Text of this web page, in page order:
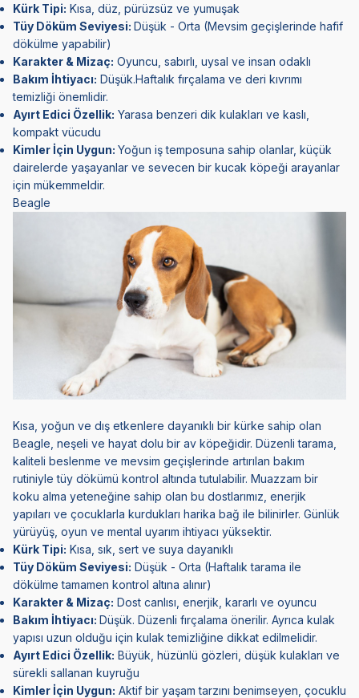
Kürk Tipi: Kısa, düz, pürüzsüz ve yumuşak
Tüy Döküm Seviyesi: Düşük - Orta (Mevsim geçişlerinde hafif
dökülme yapabilir)
Karakter & Mizaç: Oyuncu, sabırlı, uysal ve insan odaklı
Bakım İhtiyacı: Düşük.Haftalık fırçalama ve deri kıvrımı
temizliği önemlidir.
Ayırt Edici Özellik: Yarasa benzeri dik kulakları ve kaslı,
kompakt vücudu
Kimler İçin Uygun: Yoğun iş temposuna sahip olanlar, küçük
dairelerde yaşayanlar ve sevecen bir kucak köpeği arayanlar
için mükemmeldir.
Beagle
Kısa, yoğun ve dış etkenlere dayanıklı bir kürke sahip olan
Beagle , neşeli ve hayat dolu bir av köpeğidir. Düzenli tarama,
kaliteli beslenme ve mevsim geçişlerinde artırılan bakım
rutiniyle tüy dökümü kontrol altında tutulabilir. Muazzam bir
koku alma yeteneğine sahip olan bu dostlarımız, enerjik
yapıları ve çocuklarla kurdukları harika bağ ile bilinirler. Günlük
yürüyüş, oyun ve mental uyarım ihtiyacı yüksektir.
Kürk Tipi: Kısa, sık, sert ve suya dayanıklı
Tüy Döküm Seviyesi: Düşük - Orta (Haftalık tarama ile
dökülme tamamen kontrol altına alınır)
Karakter & Mizaç: Dost canlısı, enerjik, kararlı ve oyuncu
Bakım İhtiyacı: Düşük. Düzenli fırçalama önerilir. Ayrıca kulak
yapısı uzun olduğu için kulak temizliğine dikkat edilmelidir.
Ayırt Edici Özellik: Büyük, hüzünlü gözleri, düşük kulakları ve
sürekli sallanan kuyruğu
Kimler İçin Uygun: Aktif bir yaşam tarzını benimseyen, çocuklu